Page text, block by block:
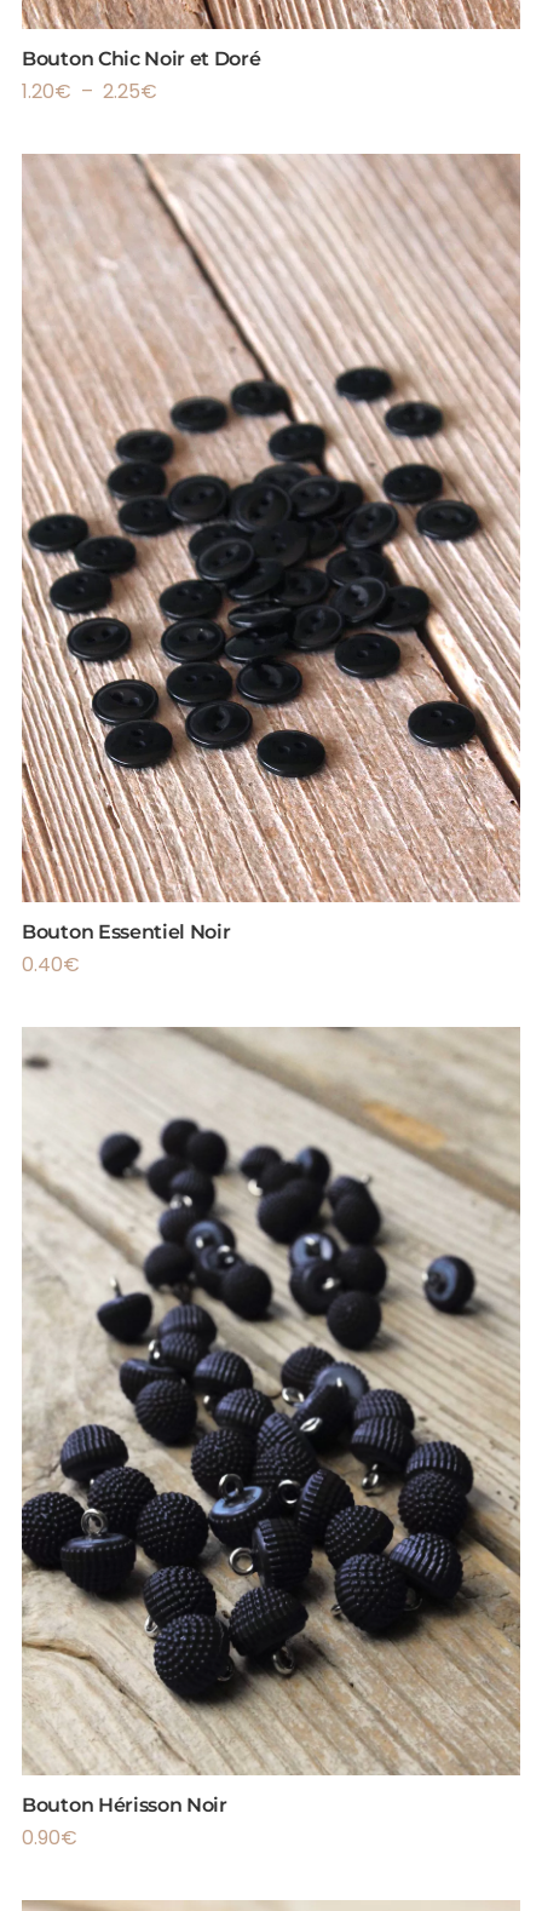
Bouton Chic Noir et Doré
1.20€ – 2.25€
Bouton Essentiel Noir
0.40€
Bouton Hérisson Noir
0.90€